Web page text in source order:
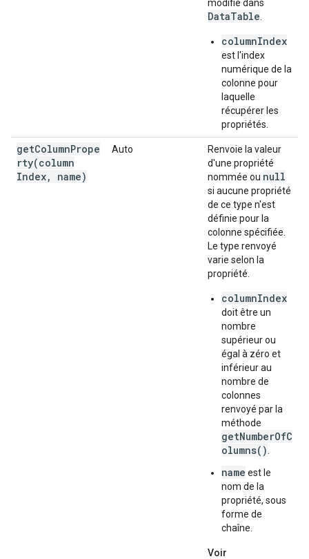
modifie dans
DataTable
columnIndex
est l'index
numérique de la
colonne pour
laquelle
récupérer les
propriétés.
getColumnPrope
rty(column
Index, name)
Auto
Renvoie la valeur
d'une propriété
nommée ou null
si aucune propriété
de ce type n'est
définie pour la
colonne spécifiée.
Le type renvoyé
varie selon la
propriété.
columnIndex
doit être un
nombre
supérieur ou
égal à zéro et
inférieur au
nombre de
colonnes
renvoyé par la
méthode
getNumberOfC
olumns()
name est le
nom de la
propriété, sous
forme de
chaîne.
Voir